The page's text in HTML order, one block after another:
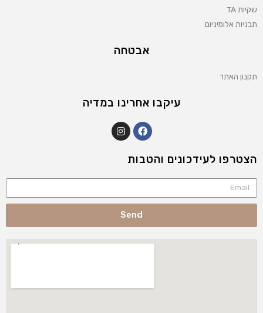
שקיות TA
תבניות אלומיניום
אבטחה
תקנון האתר
עיקבו אחרינו במדיה
הצטרפו לעידכונים והטבות
Send